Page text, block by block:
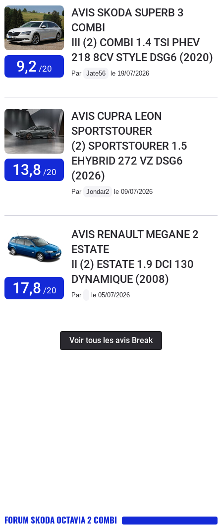
9,2 /20
AVIS SKODA SUPERB 3
COMBI
III (2) COMBI 1.4 TSI PHEV
218 8CV STYLE DSG6 (2020)
Par Jate56 le 19/07/2026
13,8 /20
AVIS CUPRA LEON
SPORTSTOURER
(2) SPORTSTOURER 1.5
EHYBRID 272 VZ DSG6
(2026)
Par Jondar2 le 09/07/2026
17,8 /20
AVIS RENAULT MEGANE 2
ESTATE
II (2) ESTATE 1.9 DCI 130
DYNAMIQUE (2008)
Par le 05/07/2026
Voir tous les avis Break
FORUM SKODA OCTAVIA 2 COMBI